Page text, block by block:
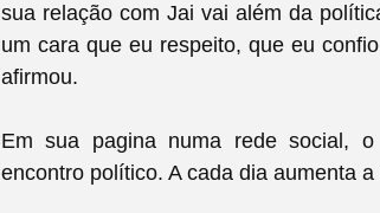
sua relação com Jai vai além da
um cara que eu respeito, que eu
afirmou.
Em sua pagina numa rede social,
encontro político. A cada dia aumenta